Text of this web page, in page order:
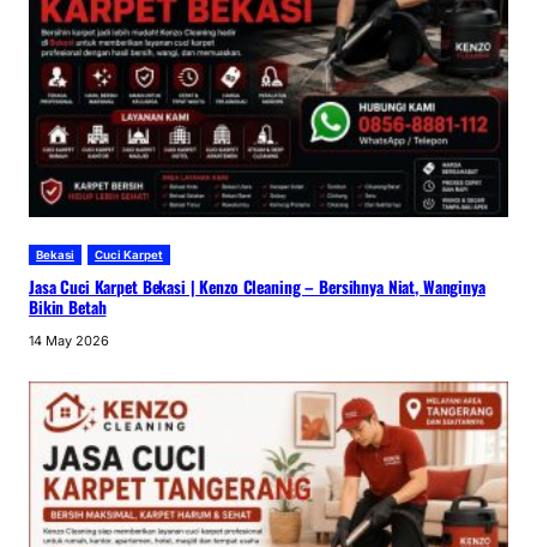
Bekasi Cuci Karpet
Jasa Cuci Karpet Bekasi | Kenzo Cleaning – Bersihnya Niat, Wanginya
Bikin Betah
14 May 2026